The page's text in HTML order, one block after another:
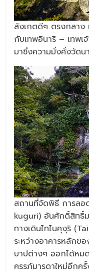
สังเกตดีๆ ตรงกลาง
กับเทพอินาริ – เทพเ
มาซึ่งความมั่งคั่งวัดนา
สถานที่จัดพิธี การลอ
kuguri) อันศักดิ์สิทธิ์ม
ทางเดินไทไนคุงุริ
ระหว่างอาคารหลักข
บาปต่างๆ ออกได้หม
ครรภ์มารดาใหม่อีกค